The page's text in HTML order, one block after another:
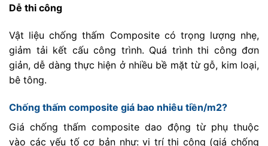
Dễ thi công
Vật liệu chống thấm Composite có trọng lượng nhẹ,
giảm tải kết cấu công trình. Quá trình thi công đơn
giản, dễ dàng thực hiện ở nhiều bề mặt từ gỗ, kim loại,
bê tông.
Chống thấm composite giá bao nhiêu tiền/m2?
Giá chống thấm composite dao động từ phụ thuộc
vào các yếu tố cơ bản như: vị trí thi công (giá chống